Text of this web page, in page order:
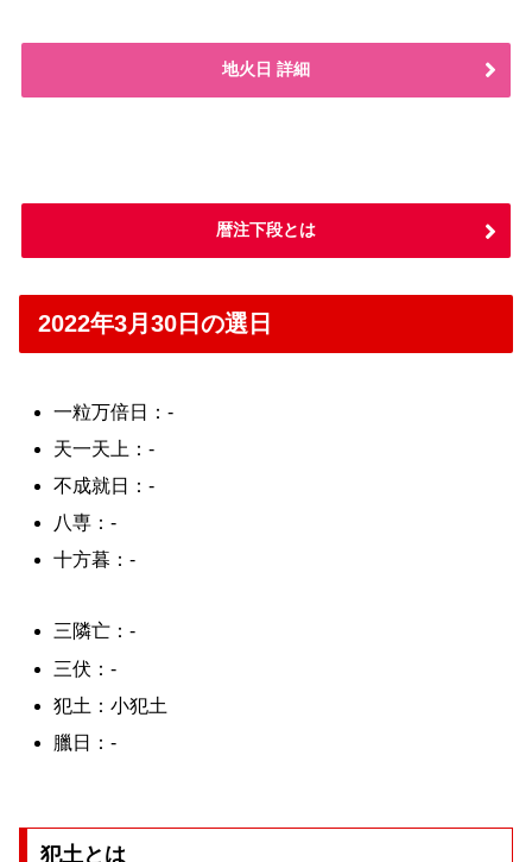
地火日 詳細
暦注下段とは
2022年3月30日の選日
一粒万倍日：-
天一天上：-
不成就日：-
八専：-
十方暮：-
三隣亡：-
三伏：-
犯土：小犯土
臘日：-
犯土とは